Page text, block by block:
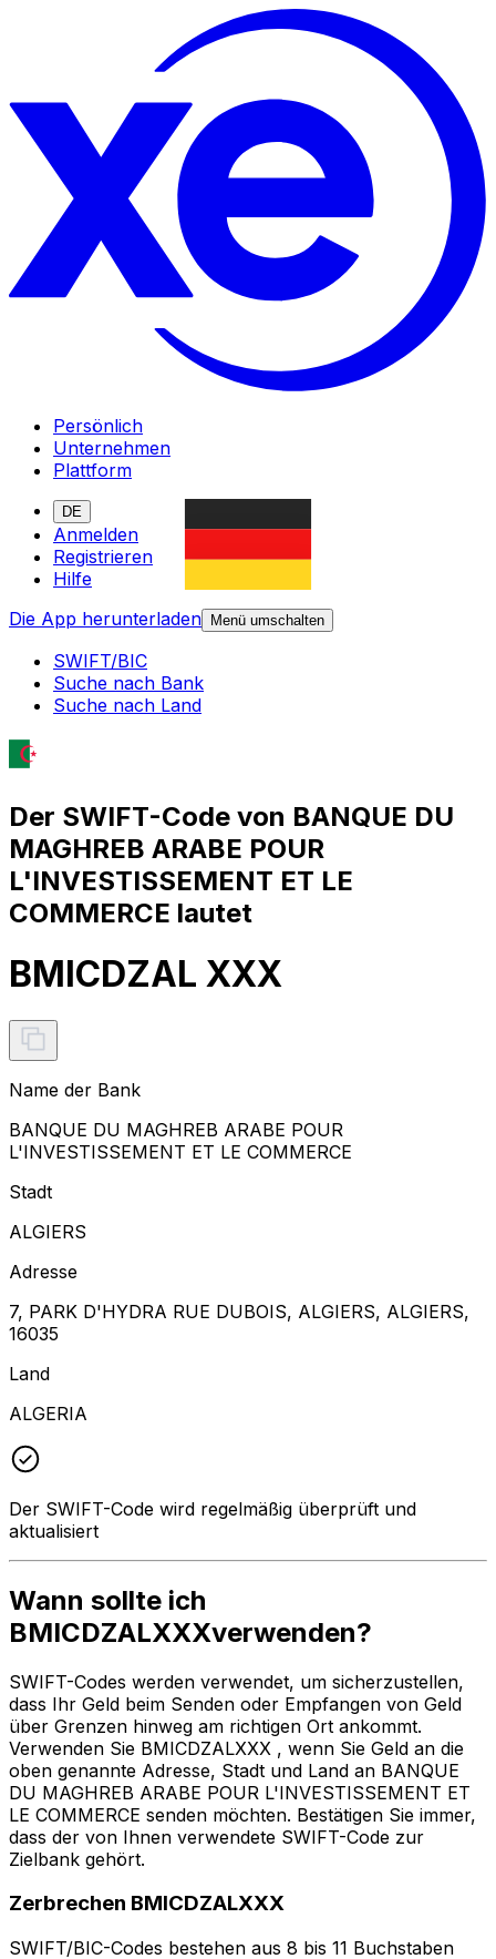
Persönlich
Unternehmen
Plattform
DE
Anmelden
Registrieren
Hilfe
Die App herunterladen
Menü umschalten
SWIFT/BIC
Suche nach Bank
Suche nach Land
Der SWIFT-Code von BANQUE DU
MAGHREB ARABE POUR
L'INVESTISSEMENT ET LE
COMMERCE lautet
BMICDZAL XXX
Name der Bank
BANQUE DU MAGHREB ARABE POUR
L'INVESTISSEMENT ET LE COMMERCE
Stadt
ALGIERS
Adresse
7, PARK D'HYDRA RUE DUBOIS, ALGIERS, ALGIERS,
16035
Land
ALGERIA
Der SWIFT-Code wird regelmäßig überprüft und
aktualisiert
Wann sollte ich
BMICDZALXXXverwenden?
SWIFT-Codes werden verwendet, um sicherzustellen,
dass Ihr Geld beim Senden oder Empfangen von Geld
über Grenzen hinweg am richtigen Ort ankommt.
Verwenden Sie BMICDZALXXX , wenn Sie Geld an die
oben genannte Adresse, Stadt und Land an BANQUE
DU MAGHREB ARABE POUR L'INVESTISSEMENT ET
LE COMMERCE senden möchten. Bestätigen Sie immer,
dass der von Ihnen verwendete SWIFT-Code zur
Zielbank gehört.
Zerbrechen BMICDZALXXX
SWIFT/BIC-Codes bestehen aus 8 bis 11 Buchstaben